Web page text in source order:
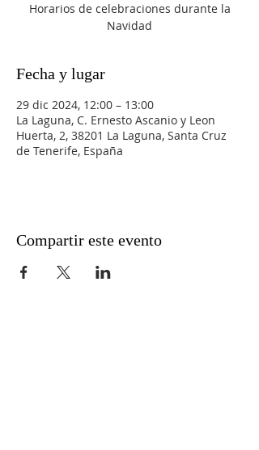
Horarios de celebraciones durante la
Navidad
Fecha y lugar
29 dic 2024, 12:00 – 13:00
La Laguna, C. Ernesto Ascanio y Leon
Huerta, 2, 38201 La Laguna, Santa Cruz
de Tenerife, España
Compartir este evento